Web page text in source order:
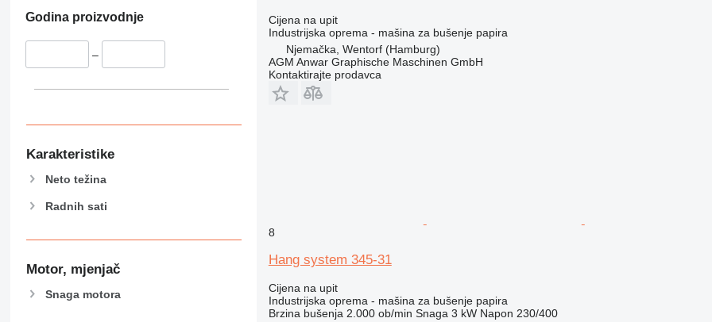
Godina proizvodnje
–
Karakteristike
Neto težina
Radnih sati
Motor, mjenjač
Snaga motora
Cijena na upit
Industrijska oprema - mašina za bušenje papira
Njemačka, Wentorf (Hamburg)
AGM Anwar Graphische Maschinen GmbH
Kontaktirajte prodavca
8
Hang system 345-31
Cijena na upit
Industrijska oprema - mašina za bušenje papira
Brzina bušenja 2.000 ob/min Snaga 3 kW Napon 230/400